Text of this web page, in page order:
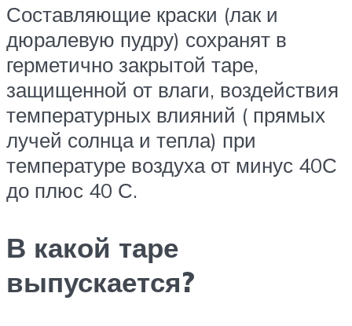
Составляющие краски (лак и
дюралевую пудру) сохранят в
герметично закрытой таре,
защищенной от влаги, воздействия
температурных влияний ( прямых
лучей солнца и тепла) при
температуре воздуха от минус 40С
до плюс 40 С.
В какой таре
выпускается?